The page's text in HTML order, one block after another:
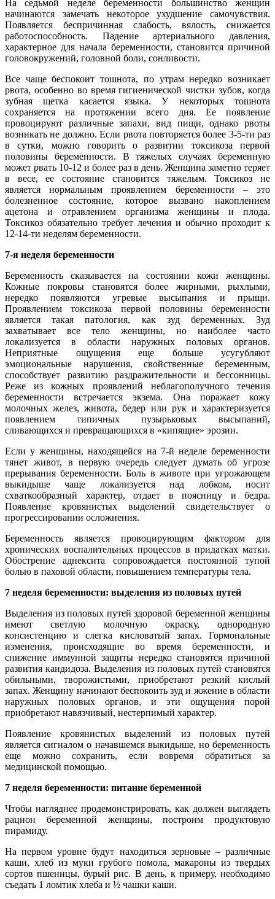
На седьмой неделе беременности большинство женщин
начинаются замечать некоторое ухудшение самочувствия.
Появляется беспричинная слабость, вялость, снижается
работоспособность. Падение артериального давления,
характерное для начала беременности, становится причиной
головокружений, головной боли, сонливости.
Все чаще беспокоит тошнота, по утрам нередко возникает
рвота, особенно во время гигиенической чистки зубов, когда
зубная щетка касается языка. У некоторых тошнота
сохраняется на протяжении всего дня. Ее появление
провоцируют различные запахи, вид пищи, однако рвоты
возникать не должно. Если рвота повторяется более 3-5-ти раз
в сутки, можно говорить о развитии токсикоза первой
половины беременности. В тяжелых случаях беременную
может рвать 10-12 и более раз в день. Женщина заметно теряет
в весе, ее состояние становится тяжелым. Токсикоз не
является нормальным проявлением беременности – это
болезненное состояние, которое вызвано накоплением
ацетона и отравлением организма женщины и плода.
Токсикоз обязательно требует лечения и обычно проходит к
12-14-ти неделям беременности.
7-я неделя беременности
Беременность сказывается на состоянии кожи женщины.
Кожные покровы становятся более жирными, рыхлыми,
нередко появляются угревые высыпания и прыщи.
Проявлением токсикоза первой половины беременности
является такая патология, как зуд беременных. Зуд
захватывает все тело женщины, но наиболее часто
локализуется в области наружных половых органов.
Неприятные ощущения еще больше усугубляют
эмоциональные нарушения, свойственные беременным,
способствует развитию раздражительности и бессонницы.
Реже из кожных проявлений неблагополучного течения
беременности встречается экзема. Она поражает кожу
молочных желез, живота, бедер или рук и характеризуется
появлением типичных пузырьковых высыпаний,
сливающихся и превращающихся в «кипящие» эрозии.
Если у женщины, находящейся на 7-й неделе беременности
тянет живот, в первую очередь следует думать об угрозе
прерывания беременности. Боль в животе при угрожающем
выкидыше чаще локализуется над лобком, носит
схваткообразный характер, отдает в поясницу и бедра.
Появление кровянистых выделений свидетельствует о
прогрессировании осложнения.
Беременность является провоцирующим фактором для
хронических воспалительных процессов в придатках матки.
Обострение аднексита сопровождается постоянной тупой
болью в паховой области, повышением температуры тела.
7 неделя беременности: выделения из половых путей
Выделения из половых путей здоровой беременной женщины
имеют светлую молочную окраску, однородную
консистенцию и слегка кисловатый запах. Гормональные
изменения, происходящие во время беременности, и
снижение иммунной защиты нередко становятся причиной
развития кандидоза. Выделения из половых путей становятся
обильными, творожистыми, приобретают резкий кислый
запах. Женщину начинают беспокоить зуд и жжение в области
наружных половых органов, и эти ощущения порой
приобретают навязчивый, нестерпимый характер.
Появление кровянистых выделений из половых путей
является сигналом о начавшемся выкидыше, но беременность
еще можно сохранить, если вовремя обратиться за
медицинской помощью.
7 неделя беременности: питание беременной
Чтобы нагляднее продемонстрировать, как должен выглядеть
рацион беременной женщины, построим продуктовую
пирамиду.
На первом уровне будут находиться зерновые – различные
каши, хлеб из муки грубого помола, макароны из твердых
сортов пшеницы, бурый рис. В день, к примеру, необходимо
съедать 1 ломтик хлеба и ½ чашки каши.